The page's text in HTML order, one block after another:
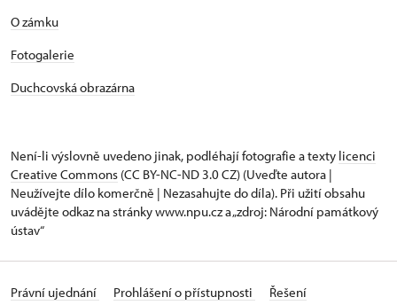
O zámku
Fotogalerie
Duchcovská obrazárna
Není-li výslovně uvedeno jinak, podléhají fotografie a texty licenci
Creative Commons (CC BY-NC-ND 3.0 CZ) (Uveďte autora |
Neužívejte dílo komerčně | Nezasahujte do díla). Při užití obsahu
uvádějte odkaz na stránky www.npu.cz a „zdroj: Národní památkový
ústav“
Právní ujednání Prohlášení o přístupnosti
Řešení